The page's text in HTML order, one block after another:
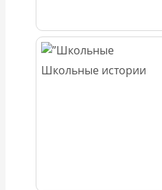
Школьные истории